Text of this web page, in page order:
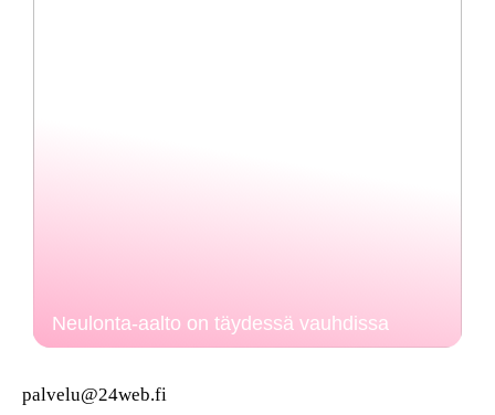
Neulonta-aalto on täydessä vauhdissa
palvelu@24web.fi